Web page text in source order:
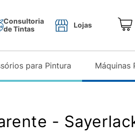
Consultoria
de Tintas
Lojas
para Pintura Máquinas
-